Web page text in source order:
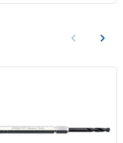
Vorige
keyboard_arrow_left keyboard_arrow_right